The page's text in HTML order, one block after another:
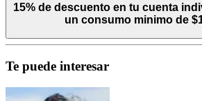
15% de descuento en tu cuenta
un consumo minimo de
Te puede interesar